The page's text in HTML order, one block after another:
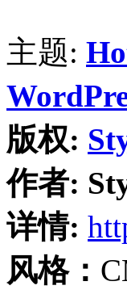
主题:
版权:
作者:
详情:
风格：